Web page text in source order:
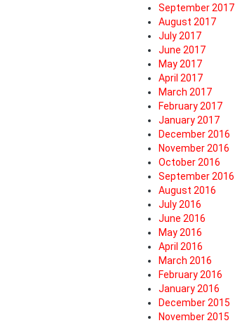
September 2017
August 2017
July 2017
June 2017
May 2017
April 2017
March 2017
February 2017
January 2017
December 2016
November 2016
October 2016
September 2016
August 2016
July 2016
June 2016
May 2016
April 2016
March 2016
February 2016
January 2016
December 2015
November 2015